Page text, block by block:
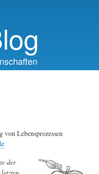
Lebensprozessen
der